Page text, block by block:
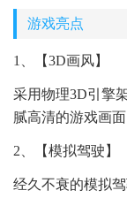
游戏亮点
1、【3D画风】
采用物理3D引擎
腻高清的游戏画面
2、【模拟驾驶】
经久不衰的模拟